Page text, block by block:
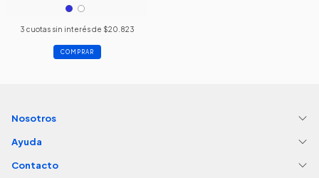
3 cuotas sin interés de $20.823
COMPRAR
Nosotros
Ayuda
Contacto